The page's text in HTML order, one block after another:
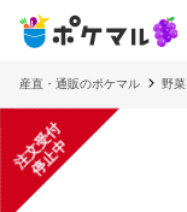
産直・通販のポケマル 野菜
注
文
受
付
停
止
中